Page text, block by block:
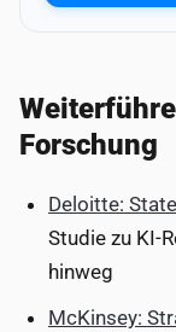
Forschung
Deloitte:
Studie zu KI-
hinweg
McKinsey: